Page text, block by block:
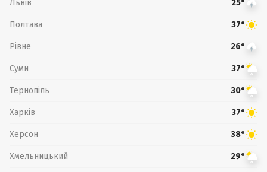
Львів 25°
Полтава 37°
Рівне 26°
Суми 37°
Тернопіль 30°
Харків 37°
Херсон 38°
Хмельницький 29°